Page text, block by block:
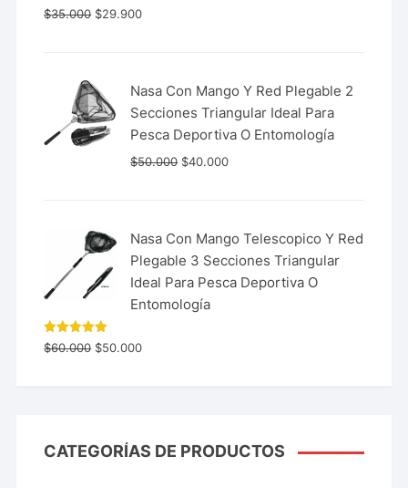
Valorado
con
$35.000 $29.900
Nasa Con Mango Y Red Plegable 2
Secciones Triangular Ideal Para
Pesca Deportiva O Entomología
$50.000 $40.000
Nasa Con Mango Telescopico Y Red
Plegable 3 Secciones Triangular
Ideal Para Pesca Deportiva O
Entomología
Valorado
con 5.00
$60.000 $50.000
CATEGORÍAS DE PRODUCTOS